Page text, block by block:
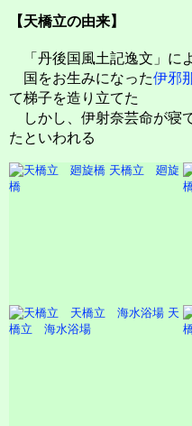
【天橋立の由来】
「丹後国風土記逸文」に
国をお生みになった伊邪
て梯子を造り立てた
しかし、伊射奈芸命が寝
たといわれる
天橋立 廻旋
橋
天
橋立 海水浴場